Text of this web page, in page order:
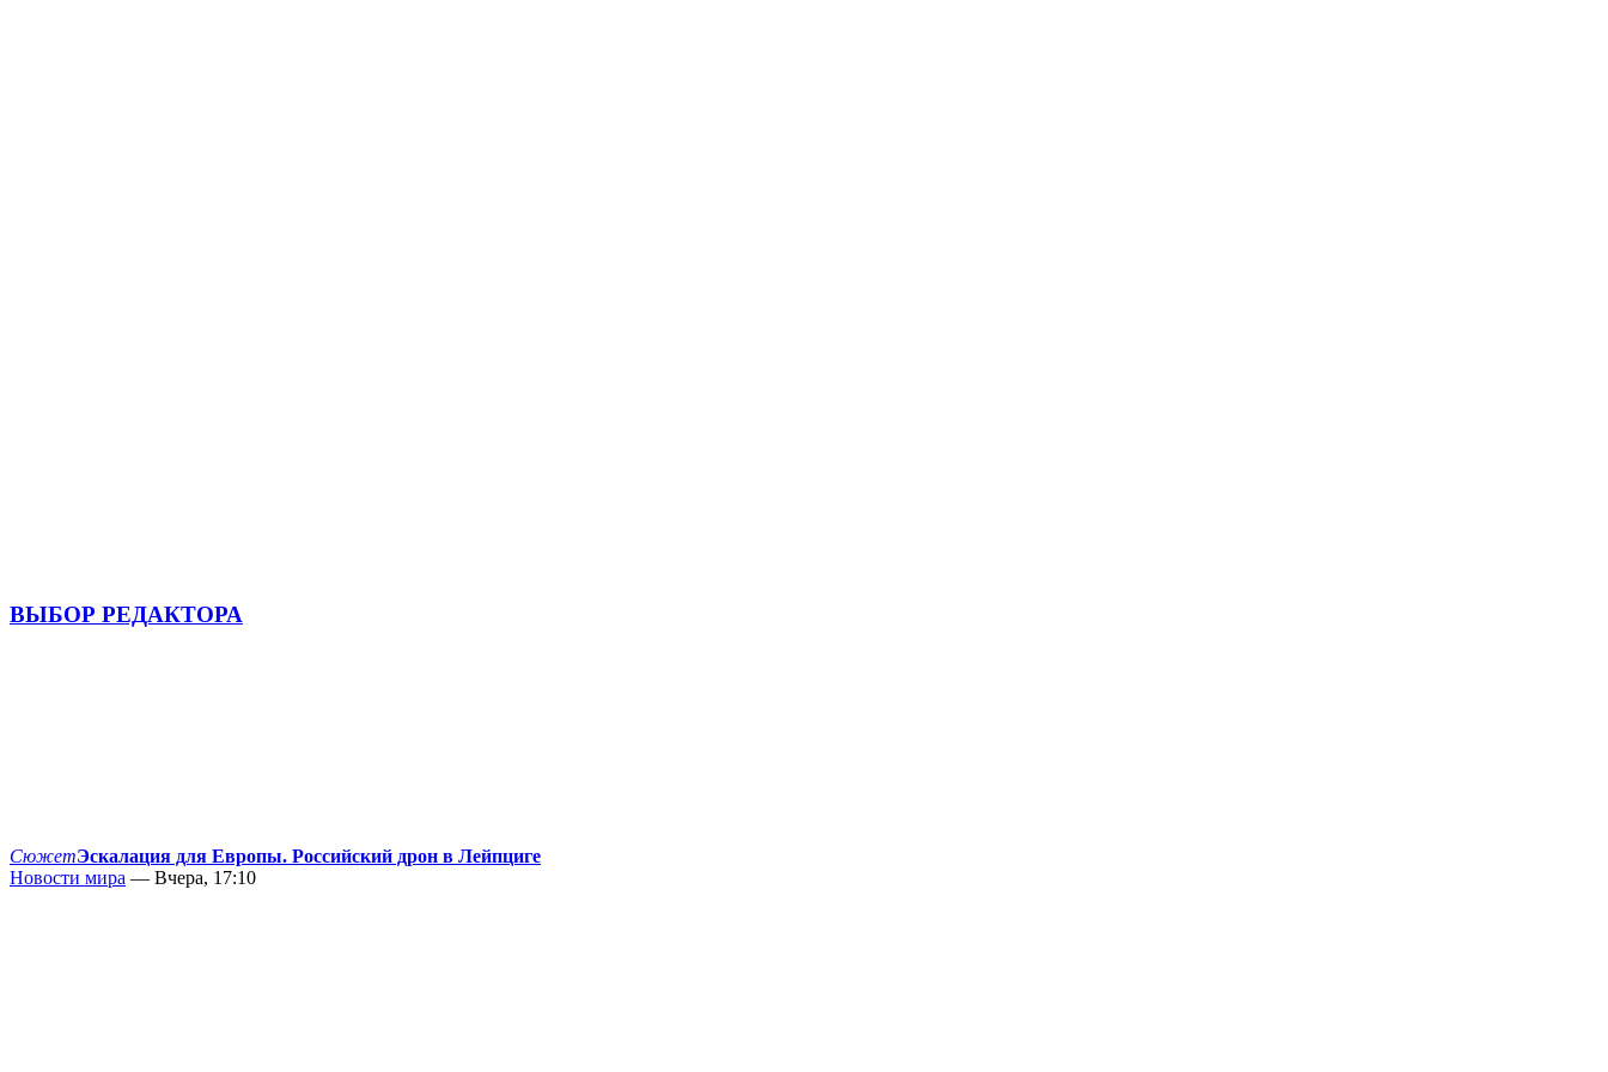
ВЫБОР РЕДАКТОРА
СюжетЭскалация для Европы. Российский дрон в Лейпциге
Новости мира — Вчера, 17:10